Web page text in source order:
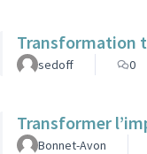
Transformation
sedoff 0
Transformer
Bonnet-Avon